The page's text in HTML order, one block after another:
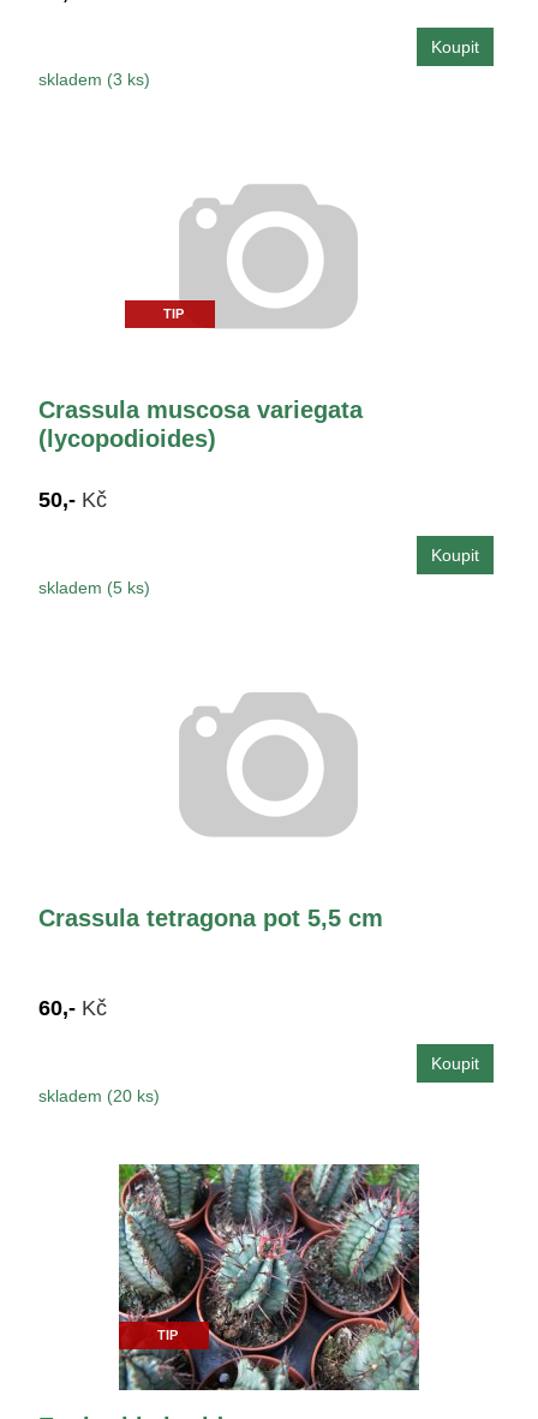
skladem (3 ks)
TIP
Crassula muscosa variegata
(lycopodioides)
50,- Kč
skladem (5 ks)
Crassula tetragona pot 5,5 cm
60,- Kč
skladem (20 ks)
TIP